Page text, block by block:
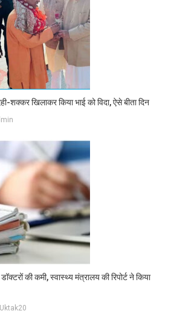
शक्कर खिलाकर किया भाई को विदा, ऐसे बीता दिन
की कमी, स्वास्थ्य मंत्रालय की रिपोर्ट ने किया
Uktak20